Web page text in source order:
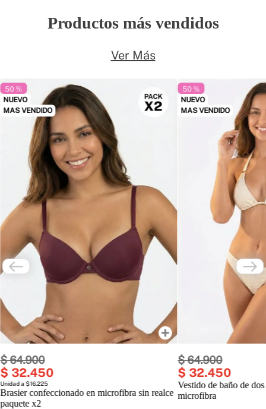
Productos más vendidos
Ver Más
50 %
NUEVO
MAS VENDIDO
$64.900
$ 32.450
Unidad a $16.225
Brasier confeccionado en microfibra sin realce
paquete x2
50 %
NUEVO
MAS VENDIDO
$64.900
$ 32.450
Vestido de baño de
microfibra